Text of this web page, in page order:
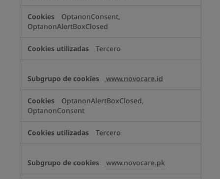
OptanonConsent,
OptanonAlertBoxClosed
Tercero
www.novocare.id
OptanonAlertBoxClosed,
OptanonConsent
Tercero
www.novocare.pk